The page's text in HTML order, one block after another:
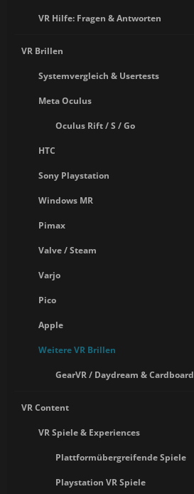
VR Hilfe: Fragen & Antworten
VR Brillen
Systemvergleich & Usertests
Meta Oculus
Oculus Rift / S / Go
HTC
Sony Playstation
Windows MR
Pimax
Valve / Steam
Varjo
Pico
Apple
Weitere VR Brillen
GearVR / Daydream & Cardboard
VR Content
VR Spiele & Experiences
Plattformübergreifende Spiele
Playstation VR Spiele